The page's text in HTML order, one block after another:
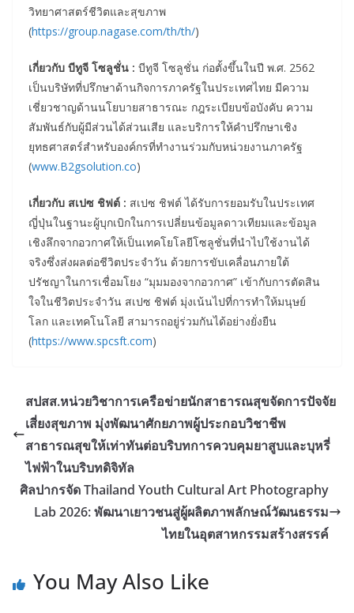
วิทยาศาสตร์ชีวิตและสุขภาพ
(https://group.nagase.com/th/th/)
เกี่ยวกับ บีทูจี โซลูชั่น : บีทูจี โซลูชั่น ก่อตั้งขึ้นในปี พ.ศ. 2562
เป็นบริษัทที่ปรึกษาด้านกิจการภาครัฐในประเทศไทย มีความ
เชี่ยวชาญด้านนโยบายสาธารณะ กฎระเบียบข้อบังคับ ความ
สัมพันธ์กับผู้มีส่วนได้ส่วนเสีย และบริการให้คำปรึกษาเชิง
ยุทธศาสตร์สำหรับองค์กรที่ทำงานร่วมกับหน่วยงานภาครัฐ
(www.B2gsolution.co)
เกี่ยวกับ สเปซ ชิฟต์ : สเปซ ชิฟต์ ได้รับการยอมรับในประเทศ
ญี่ปุ่นในฐานะผู้บุกเบิกในการเปลี่ยนข้อมูลดาวเทียมและข้อมูล
เชิงลึกจากอวกาศให้เป็นเทคโยโลยีโซลูชั่นที่นำไปใช้งานได้
จริงซึ่งส่งผลต่อชีวิตประจำวัน ด้วยการขับเคลื่อนภายใต้
ปรัชญาในการเชื่อมโยง “มุมมองจากอวกาศ” เข้ากับการตัดสิน
ใจในชีวิตประจำวัน สเปซ ชิฟต์ มุ่งเน้นไปที่การทำให้มนุษย์
โลก และเทคโนโลยี สามารถอยู่ร่วมกันได้อย่างยั่งยืน
(https://www.spcsft.com)
สปสส.หน่วยวิชาการเครือข่ายนักสาธารณสุขจัดการปัจจัย
เสี่ยงสุขภาพ มุ่งพัฒนาศักยภาพผู้ประกอบวิชาชีพ
สาธารณสุขให้เท่าทันต่อบริบทการควบคุมยาสูบและบุหรี่
ไฟฟ้าในบริบทดิจิทัล
ศิลปากรจัด Thailand Youth Cultural Art Photography
Lab 2026: พัฒนาเยาวชนสู่ผู้ผลิตภาพลักษณ์วัฒนธรรม
ไทยในอุตสาหกรรมสร้างสรรค์
You May Also Like